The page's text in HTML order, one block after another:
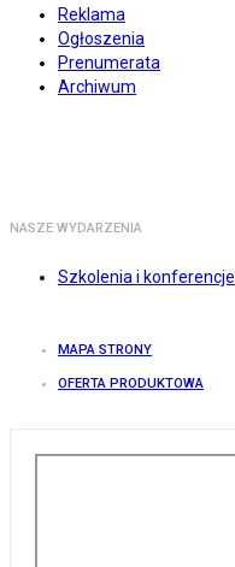
Reklama
Ogłoszenia
Prenumerata
Archiwum
NASZE WYDARZENIA
Szkolenia i konferencje
MAPA STRONY
OFERTA PRODUKTOWA